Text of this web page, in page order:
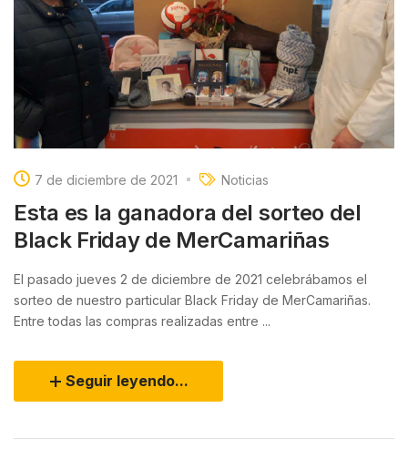
7 de diciembre de 2021 Noticias
Esta es la ganadora del sorteo del
Black Friday de MerCamariñas
El pasado jueves 2 de diciembre de 2021 celebrábamos el
sorteo de nuestro particular Black Friday de MerCamariñas.
Entre todas las compras realizadas entre ...
Seguir leyendo...